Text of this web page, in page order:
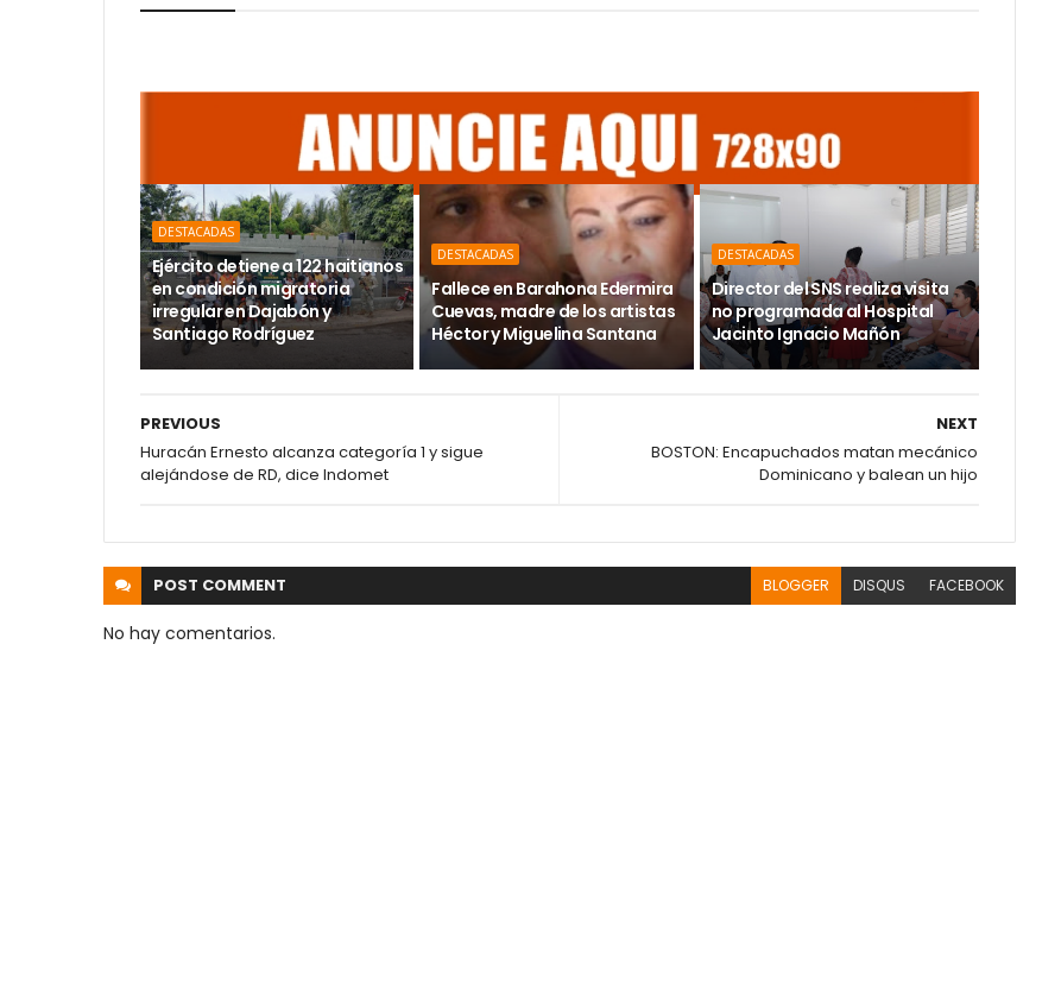
DESTACADAS
Ejército detiene a 122 haitianos
en condición migratoria
irregular en Dajabón y
Santiago Rodríguez
DESTACADAS
Fallece en Barahona Edermira
Cuevas, madre de los artistas
Héctor y Miguelina Santana
DESTACADAS
Director del SNS realiza visita
no programada al Hospital
Jacinto Ignacio Mañón
NEXT
BOSTON: Encapuchados matan mecánico
Dominicano y balean un hijo
PREVIOUS
Huracán Ernesto alcanza categoría 1 y sigue
alejándose de RD, dice Indomet
POST COMMENT BLOGGER DISQUS FACEBOOK
No hay comentarios.